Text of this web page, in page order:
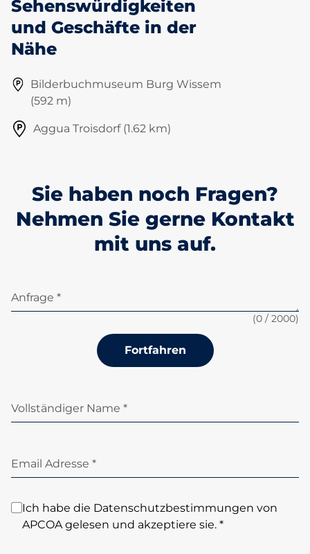
Sehenswürdigkeiten
und Geschäfte in der
Nähe
Bilderbuchmuseum Burg Wissem
(592 m)
Aggua Troisdorf (1.62 km)
Sie haben noch Fragen?
Nehmen Sie gerne Kontakt
mit uns auf.
Anfrage *
(0 / 2000)
Fortfahren
Vollständiger Name *
Email Adresse *
Ich habe die Datenschutzbestimmungen von
APCOA gelesen und akzeptiere sie. *